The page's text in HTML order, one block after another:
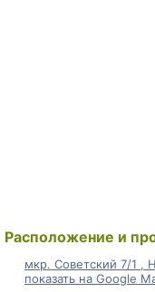
Расположение и
мкр. Советский 7/1 ,
показать на Google